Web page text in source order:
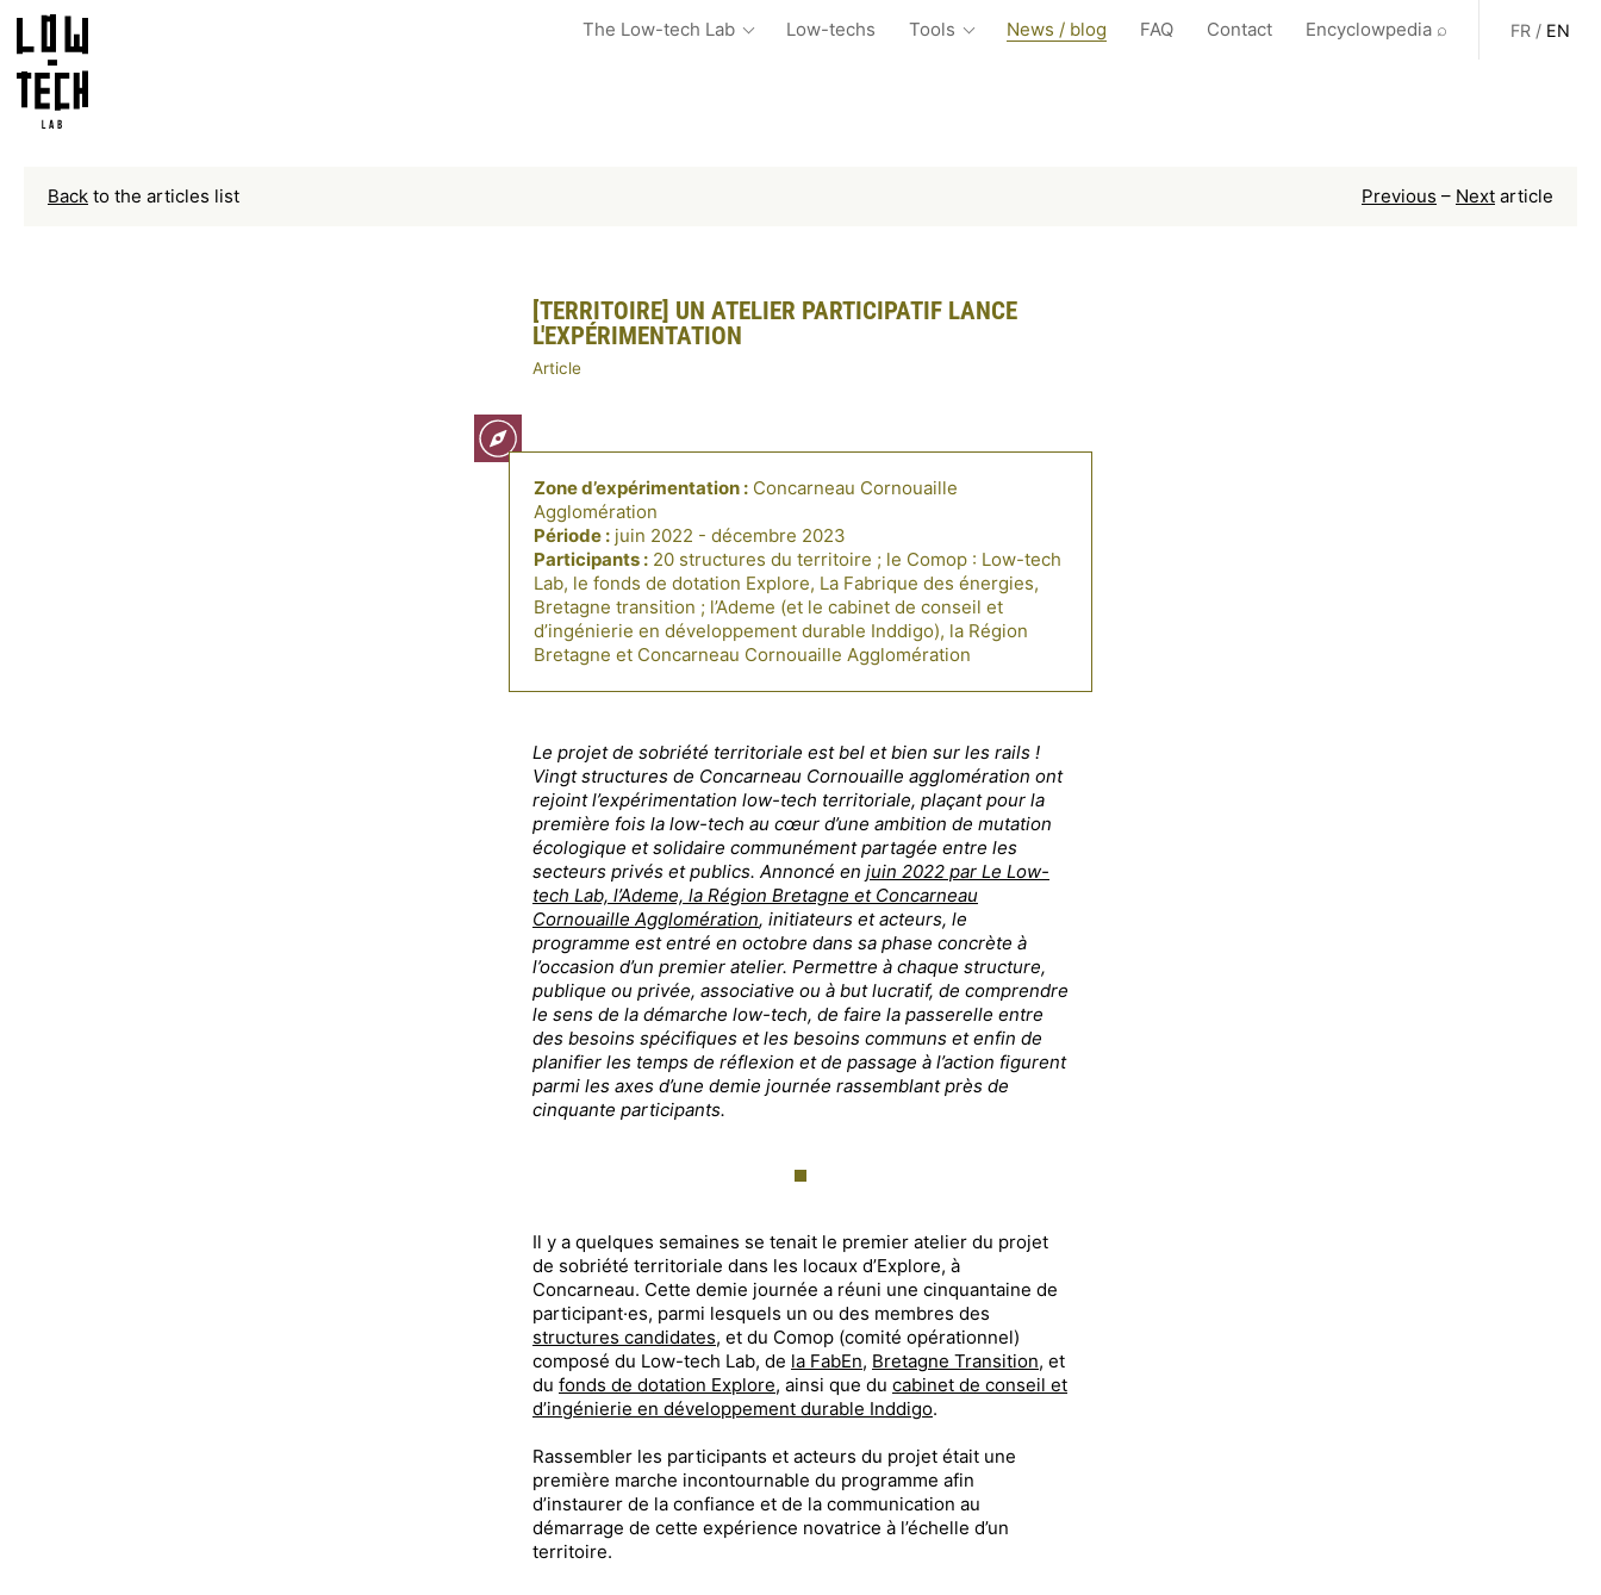
The Low-tech Lab Low-techs Tools News / blog FAQ Contact Encyclowpedia ⌕ FR / EN
Back to the articles list Previous – Next article
[TERRITOIRE] UN ATELIER PARTICIPATIF LANCE
L'EXPÉRIMENTATION
Article
Zone d’expérimentation : Concarneau Cornouaille
Agglomération
Période : juin 2022 - décembre 2023
Participants : 20 structures du territoire ; le Comop : Low-tech
Lab, le fonds de dotation Explore, La Fabrique des énergies,
Bretagne transition ; l’Ademe (et le cabinet de conseil et
d’ingénierie en développement durable Inddigo), la Région
Bretagne et Concarneau Cornouaille Agglomération
Le projet de sobriété territoriale est bel et bien sur les rails !
Vingt structures de Concarneau Cornouaille agglomération ont
rejoint l’expérimentation low-tech territoriale, plaçant pour la
première fois la low-tech au cœur d’une ambition de mutation
écologique et solidaire communément partagée entre les
secteurs privés et publics. Annoncé en juin 2022 par Le Low-
tech Lab, l’Ademe, la Région Bretagne et Concarneau
Cornouaille Agglomération, initiateurs et acteurs, le
programme est entré en octobre dans sa phase concrète à
l’occasion d’un premier atelier. Permettre à chaque structure,
publique ou privée, associative ou à but lucratif, de comprendre
le sens de la démarche low-tech, de faire la passerelle entre
des besoins spécifiques et les besoins communs et enfin de
planifier les temps de réflexion et de passage à l’action figurent
parmi les axes d’une demie journée rassemblant près de
cinquante participants.
Il y a quelques semaines se tenait le premier atelier du projet
de sobriété territoriale dans les locaux d’Explore, à
Concarneau. Cette demie journée a réuni une cinquantaine de
participant·es, parmi lesquels un ou des membres des
structures candidates, et du Comop (comité opérationnel)
composé du Low-tech Lab, de la FabEn, Bretagne Transition, et
du fonds de dotation Explore, ainsi que du cabinet de conseil et
d’ingénierie en développement durable Inddigo.
Rassembler les participants et acteurs du projet était une
première marche incontournable du programme afin
d’instaurer de la confiance et de la communication au
démarrage de cette expérience novatrice à l’échelle d’un
territoire.